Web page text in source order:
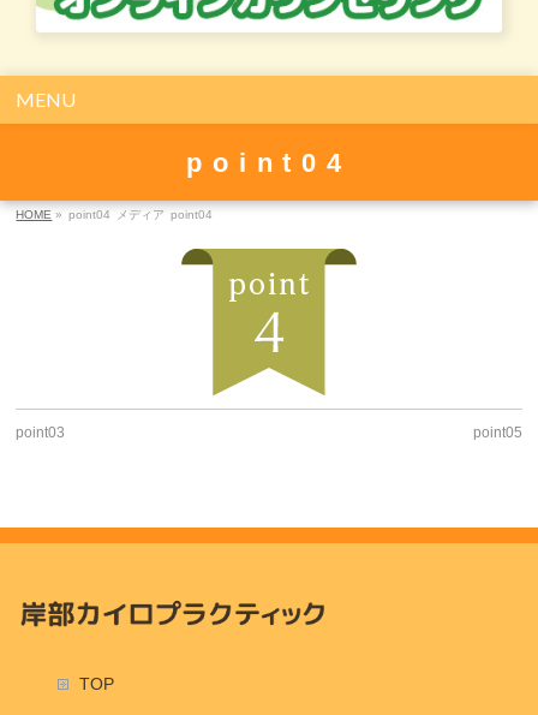
MENU
point04
HOME » point04 メディア point04
point03 point05
TOP